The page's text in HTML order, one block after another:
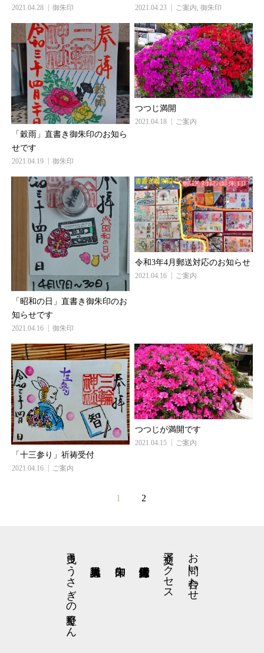
2021.04.28 御朱印 2021.04.23 ご案内, 御朱印
「穀雨」直書き御朱印のお知ら
せです
2021.04.19 御朱印
つつじ満開
2021.04.18 ご案内
「昭和の日」直書き御朱印のお
知らせです
2021.04.16 御朱印
令和3年4月郵送対応のお知らせ
2021.04.16 ご案内
「十三参り」祈祷受付
2021.04.16 ご案内
つつじが満開です
2021.04.15 ご案内
1 2
お問い合わせ
交通アクセス
弓曳きうさぎの星野くん